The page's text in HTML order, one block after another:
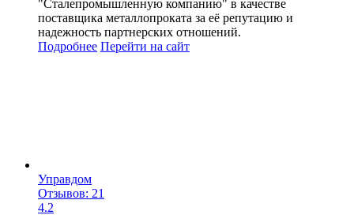
"Сталепромышленную компанию" в качестве
поставщика металлопроката за её репутацию и
надежность партнерских отношений.
Подробнее Перейти на сайт
Управдом
Отзывов: 21
4.2